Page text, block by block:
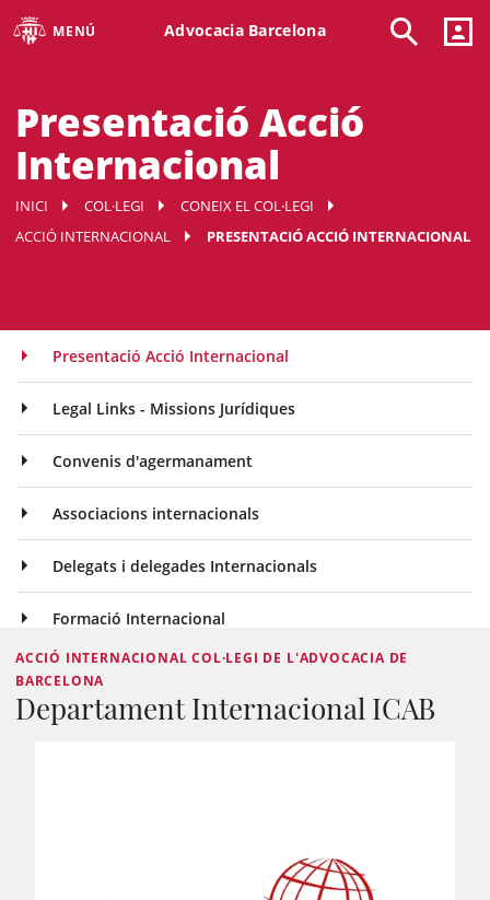
MENÚ Advocacia Barcelona
Presentació Acció
Internacional
INICI COL·LEGI
CONEIX EL COL·LEGI
ACCIÓ INTERNACIONAL
PRESENTACIÓ ACCIÓ INTERNACIONAL
Presentació Acció Internacional
Legal Links - Missions Jurídiques
Convenis d'agermanament
Associacions internacionals
Delegats i delegades Internacionals
Formació Internacional
ACCIÓ INTERNACIONAL COL·LEGI DE L'ADVOCACIA DE
BARCELONA
Departament Internacional ICAB